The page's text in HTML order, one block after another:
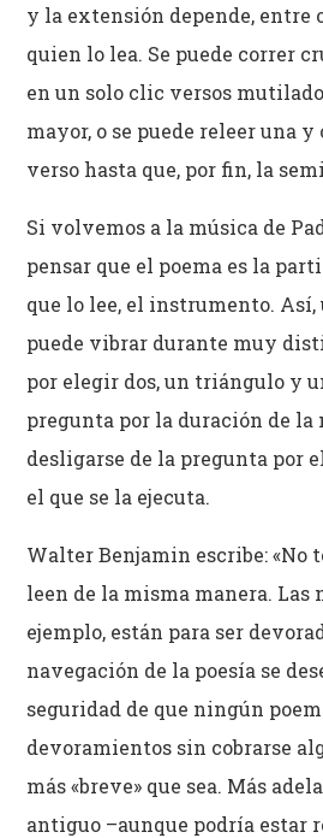
y la extensión depende, entre
quien lo lea. Se puede correr
en un solo clic versos
mayor, o se puede releer una
verso hasta que, por fin, la
Si volvemos a la música de
pensar que el poema es la
que lo lee, el instrumento.
puede vibrar durante muy
por elegir dos, un triángulo y
pregunta por la duración de la
desligarse de la pregunta por
el que se la ejecuta.
Walter Benjamin escribe: «No
leen de la misma manera. Las
ejemplo, están para ser
navegación de la poesía se
seguridad de que ningún
devoramientos sin cobrarse
más «breve» que sea. Más
antiguo –aunque podría estar